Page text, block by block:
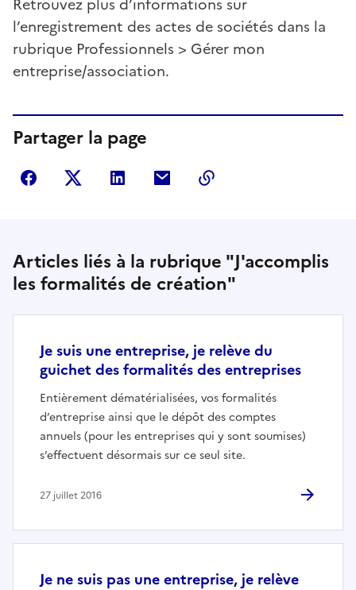
l’enregistrement des actes de sociétés dans la
rubrique Professionnels > Gérer mon
entreprise/association.
Partager la page
Partager sur Facebook
Partager sur Twitter
Partager sur LinkedIn
Partager par courriel
Articles liés à la rubrique "J'accomplis
les formalités de création"
Je suis une entreprise, je relève du
guichet des formalités des entreprises
Entièrement dématérialisées, vos formalités
d’entreprise ainsi que le dépôt des comptes
annuels (pour les entreprises qui y sont soumises)
s’effectuent désormais sur ce seul site.
27 juillet 2016
Je ne suis pas une entreprise, je relève